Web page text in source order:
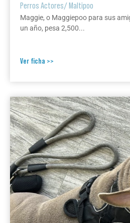
Perros Actores/Maltipoo
Maggie, o Maggiepoo para sus
un año, pesa 2,500...
Ver ficha >>